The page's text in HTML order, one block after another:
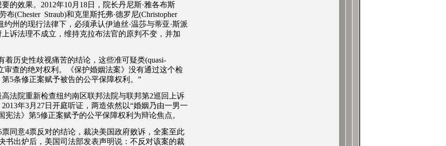
的效果。 2012年10月 18日，院长丹尼斯·雅各布斯
布(Chester Straub)和克里斯托弗·德罗尼(Christopher
约州的现行法律下，必须承认伊迪丝·温莎与蒂亚·斯派
诉法理不成立，维持克拉布法官的原判不变，并加
着历史性歧视痛苦的结论，这些准可疑类(quasi-
审查的绝对权利。《保护婚姻法案》没有通过这个检
第5条修正案赋予被告的公平保障权利。 ”
法院重新检查纽约南区联邦法院与联邦第2巡回上诉
2013年3月 27日开庭听证，两造依然以“婚姻乃由一男一
宪法》第5修正案赋予的公平保障权利为辩论焦点。
票同意4票反对的结论，裁决美国政府败诉，全案至此
书出炉后，美国司法部发表声明说：不反对该案的裁